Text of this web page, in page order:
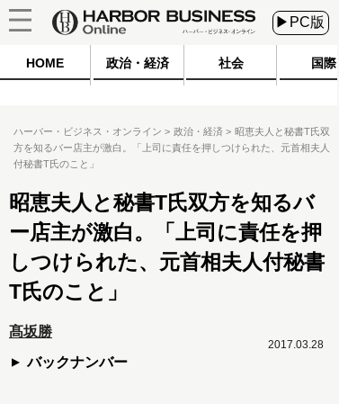
▶PC版
HOME 政治・経済 社会 国際
ハーバー・ビジネス・オンライン 政治・経済
昭恵夫人と秘書T氏双
方を知るバー店主が激白。「上司に責任を押しつけられた、元首相夫人
付秘書T氏のこと」
昭恵夫人と秘書T氏双方を知るバ
ー店主が激白。「上司に責任を押
しつけられた、元首相夫人付秘書
T氏のこと」
髙坂勝
バックナンバー
2017.03.28